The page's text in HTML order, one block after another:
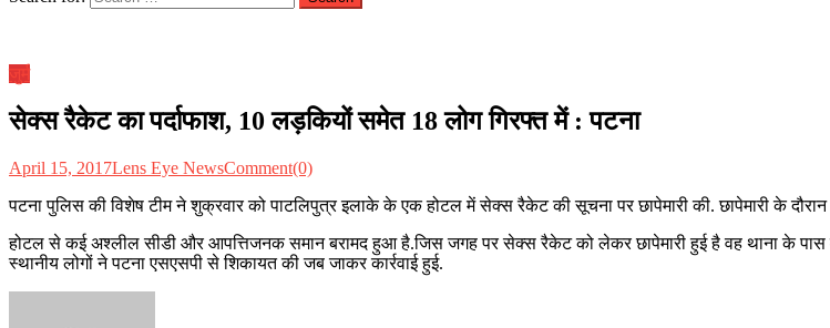
जुर्म
सेक्स रैकेट का पर्दाफाश, 10 लड़कियों समेत 18 लोग गिरफ्त में : पटना
April 15, 2017Lens Eye NewsComment(0)
पटना पुलिस की विशेष टीम ने शुक्रवार को पाटलिपुत्र इलाके के एक होटल में सेक्स रैकेट की सूचना पर छापेमारी की. छापेमारी के
होटल से कई अश्लील सीडी और आपत्तिजनक समान बरामद हुआ है.जिस जगह पर सेक्स रैकेट को लेकर छापेमारी हुई है वह थाना के
स्थानीय लोगों ने पटना एसएसपी से शिकायत की जब जाकर कार्रवाई हुई.